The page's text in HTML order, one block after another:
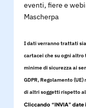
eventi, fiere e
Mascherpa
I dati verranno trattati
cartacei che su ogni
minime di sicurezza ai
GDPR, Regolamento
di altri soggetti rispetto
Cliccando “INVIA”